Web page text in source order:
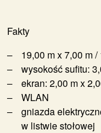
Fakty
19,00 m x 7,00 m /
wysokość sufitu:
ekran: 2,00 m x
WLAN
gniazda
w listwie stołowej